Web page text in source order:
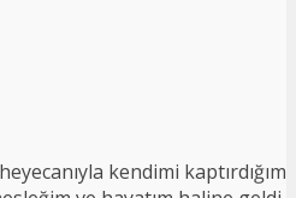
kendimi kaptırdığım